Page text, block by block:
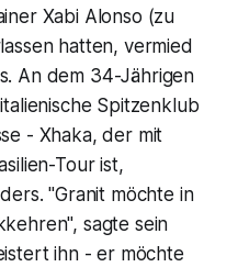
Xabi Alonso (zu
hatten, vermied
An dem 34-Jährigen
Spitzenklub
- Xhaka, der mit
Tour ist,
"Granit möchte in
sagte sein
ihn - er möchte